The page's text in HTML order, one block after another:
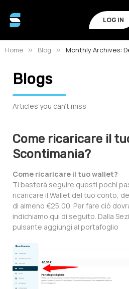
LOG IN
Home Blog Monthly Archives:
Blogs
Articles you can't miss
Come ricaricare il
Scontimania?
Come ricaricare il tuo wallet?
Ti basterà seguire questi pochi
ricaricare il Wallet del tuo conto,
di almeno €25,00. Per fare ciò
indichiamo qui di seguito. Dalla
pulsante aggiungi al portafoglio